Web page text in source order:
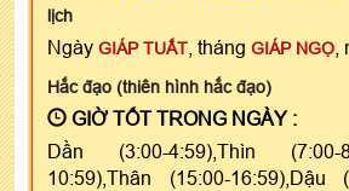
lịch
Ngày GIÁP TUẤT , tháng GIÁP NGỌ
Hắc đạo (thiên hình hắc đạo)
GIỜ TỐT TRONG NGÀY :
Dần (3:00-4:59),Thìn (7:00-
10:59),Thân (15:00-16:59),Dậu